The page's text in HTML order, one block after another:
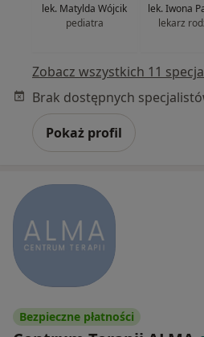
lek. Matylda Wójcik
pediatra
lek. Iwona
lekarz
Zobacz wszystkich 11
Pokaż profil
Bezpieczne płatności